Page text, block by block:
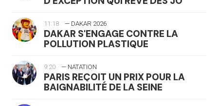
11:18 — DAKAR 2026
DAKAR S'ENGAGE CONTRE LA
POLLUTION PLASTIQUE
9:20 — NATATION
PARIS REÇOIT UN PRIX POUR LA
BAIGNABILITÉ DE LA SEINE